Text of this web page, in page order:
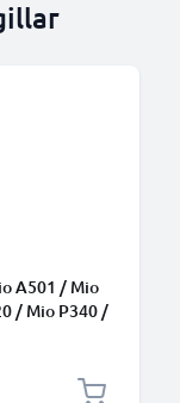
A501 / Mio
/ Mio P340 /